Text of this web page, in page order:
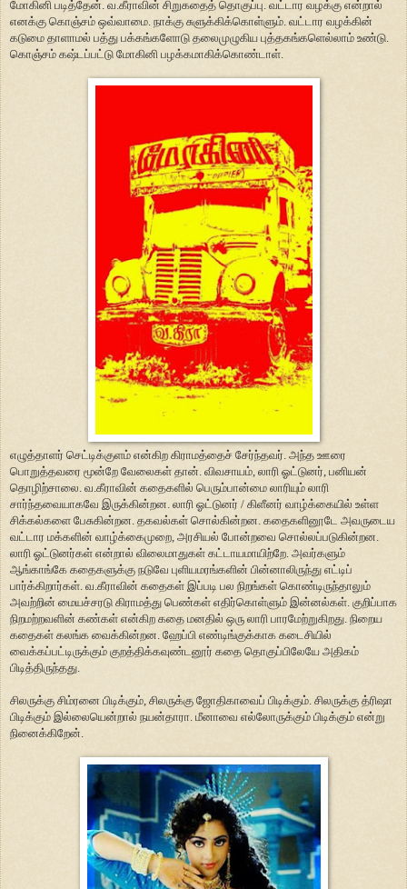
மோகினி படித்தேன். வ.கீராவின் சிறுகதைத் தொகுப்பு. வட்டார வழக்கு என்றால்
எனக்கு கொஞ்சம் ஒவ்வாமை. நாக்கு சுளுக்கிக்கொள்ளும். வட்டார வழக்கின்
கடுமை தாளாமல் பத்து பக்கங்களோடு தலைமுழுகிய புத்தகங்களெல்லாம் உண்டு.
கொஞ்சம் கஷ்டப்பட்டு மோகினி பழக்கமாகிக்கொண்டாள்.
எழுத்தாளர் செட்டிக்குளம் என்கிற கிராமத்தைச் சேர்ந்தவர். அந்த ஊரை
பொறுத்தவரை மூன்றே வேலைகள் தான். விவசாயம், லாரி ஓட்டுனர், பனியன்
தொழிற்சாலை. வ.கீராவின் கதைகளில் பெரும்பான்மை லாரியும் லாரி
சார்ந்தவையாகவே இருக்கின்றன. லாரி ஓட்டுனர் / கிளீனர் வாழ்க்கையில் உள்ள
சிக்கல்களை பேசுகின்றன. தகவல்கள் சொல்கின்றன. கதைகளினூடே அவருடைய
வட்டார மக்களின் வாழ்க்கைமுறை, அரசியல் போன்றவை சொல்லப்படுகின்றன.
லாரி ஓட்டுனர்கள் என்றால் விலைமாதுகள் கட்டாயமாயிற்றே. அவர்களும்
ஆங்காங்கே கதைகளுக்கு நடுவே புளியமரங்களின் பின்னாலிருந்து எட்டிப்
பார்க்கிறார்கள். வ.கீராவின் கதைகள் இப்படி பல நிறங்கள் கொண்டிருந்தாலும்
அவற்றின் மையச்சரடு கிராமத்து பெண்கள் எதிர்கொள்ளும் இன்னல்கள். குறிப்பாக
நிறமற்றவளின் கண்கள் என்கிற கதை மனதில் ஒரு லாரி பாரமேற்றுகிறது. நிறைய
கதைகள் கலங்க வைக்கின்றன. ஹேப்பி எண்டிங்குக்காக கடைசியில்
வைக்கப்பட்டிருக்கும் குறத்திக்கவுண்டனூர் கதை தொகுப்பிலேயே அதிகம்
பிடித்திருந்தது.
சிலருக்கு சிம்ரனை பிடிக்கும், சிலருக்கு ஜோதிகாவைப் பிடிக்கும். சிலருக்கு த்ரிஷா
பிடிக்கும் இல்லையென்றால் நயன்தாரா. மீனாவை எல்லோருக்கும் பிடிக்கும் என்று
நினைக்கிறேன்.